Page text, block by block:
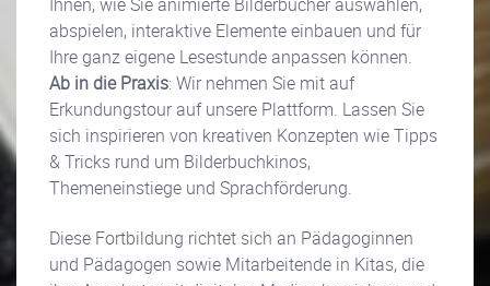
abspielen, interaktive Elemente einbauen und für
Ihre ganz eigene Lesestunde anpassen können.
Ab in die Praxis: Wir nehmen Sie mit auf
Erkundungstour auf unsere Plattform. Lassen Sie
sich inspirieren von kreativen Konzepten wie Tipps
& Tricks rund um Bilderbuchkinos,
Themeneinstiege und Sprachförderung.
Diese Fortbildung richtet sich an Pädagoginnen
und Pädagogen sowie Mitarbeitende in Kitas, die